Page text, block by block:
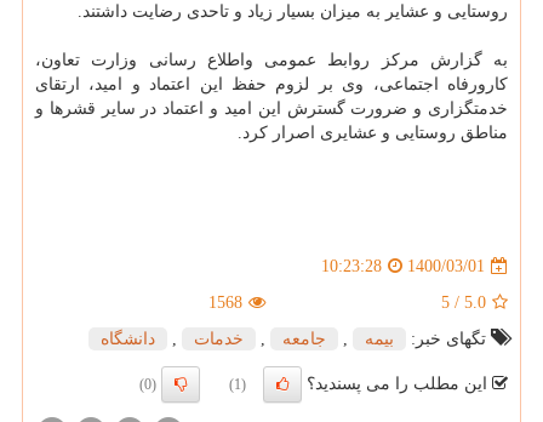
روستایی و عشایر به میزان بسیار زیاد و تاحدی رضایت داشتند.
به گزارش مرکز روابط عمومی واطلاع رسانی وزارت تعاون،
کارورفاه اجتماعی، وی بر لزوم حفظ این اعتماد و امید، ارتقای
خدمتگزاری و ضرورت گسترش این امید و اعتماد در سایر قشرها و
مناطق روستایی و عشایری اصرار کرد.
1400/03/01
10:23:28
5.0
/
5
1568
تگهای خبر:
بیمه , جامعه , خدمات , دانشگاه
این مطلب را می پسندید؟ (1)
(0)